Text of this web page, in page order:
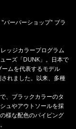
バーバーショップ" ブラ
ッジカラープログラム
ーズ「DUNK」。日本で
ムを代表するモデル
れました。以来、多種
、ブラックカラーのタ
ュやアウトソールを採
様な配色のパイピング